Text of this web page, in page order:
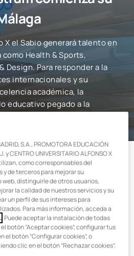
X el Sabio generará talento en
Health & Sports,
Design. Para responder a la
internacionales y su
académica, la
educativo pegado a la
se ubicará en un entorno de
ciudad que favorecerá el desarrollo
gracias a su proximidad con
de referencia.
las más de 70 grandes empresas
o Vodafone han anunciado la
tecnológicos de referencia a
Y que han supuesto la creación de
de trabajo según estimaciones
S.A., PROMOTORA EDUCACIÓN
y CENTRO UNIVERSITARIO ALFONSO X
como corresponsables del
de terceros para mejorar su
distinguirle de otros usuarios,
la calidad de nuestros servicios y su
un perfil de sus intereses para
Para más información, acceda a
. Puede aceptar la instalación de todas
botón “Aceptar cookies”, configurar tus
el botón “Configurar cookies”, o
clic en el botón “Rechazar cookies”.